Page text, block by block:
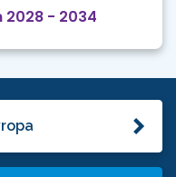
2028 - 2034